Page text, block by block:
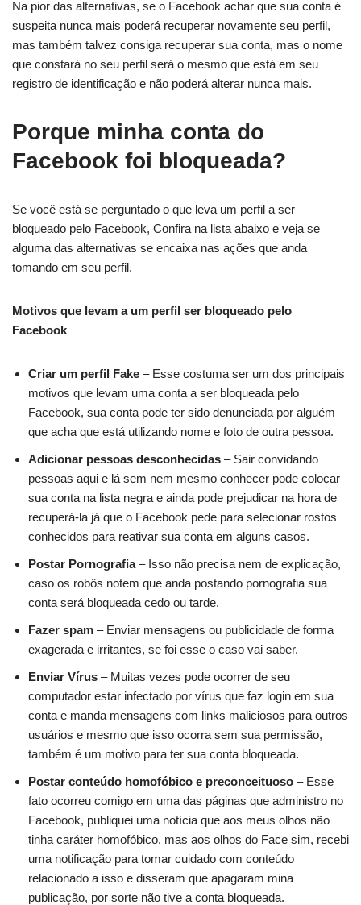
Na pior das alternativas, se o Facebook achar que sua conta é
suspeita nunca mais poderá recuperar novamente seu perfil,
mas também talvez consiga recuperar sua conta, mas o nome
que constará no seu perfil será o mesmo que está em seu
registro de identificação e não poderá alterar nunca mais.
Porque minha conta do
Facebook foi bloqueada?
Se você está se perguntado o que leva um perfil a ser
bloqueado pelo Facebook, Confira na lista abaixo e veja se
alguma das alternativas se encaixa nas ações que anda
tomando em seu perfil.
Motivos que levam a um perfil ser bloqueado pelo
Facebook
Criar um perfil Fake – Esse costuma ser um dos principais
motivos que levam uma conta a ser bloqueada pelo
Facebook, sua conta pode ter sido denunciada por alguém
que acha que está utilizando nome e foto de outra pessoa.
Adicionar pessoas desconhecidas – Sair convidando
pessoas aqui e lá sem nem mesmo conhecer pode colocar
sua conta na lista negra e ainda pode prejudicar na hora de
recuperá-la já que o Facebook pede para selecionar rostos
conhecidos para reativar sua conta em alguns casos.
Postar Pornografia– Isso não precisa nem de explicação,
caso os robôs notem que anda postando pornografia sua
conta será bloqueada cedo ou tarde.
Fazer spam – Enviar mensagens ou publicidade de forma
exagerada e irritantes, se foi esse o caso vai saber.
Enviar Vírus – Muitas vezes pode ocorrer de seu
computador estar infectado por vírus que faz login em sua
conta e manda mensagens com links maliciosos para outros
usuários e mesmo que isso ocorra sem sua permissão,
também é um motivo para ter sua conta bloqueada.
Postar conteúdo homofóbico e preconceituoso – Esse
fato ocorreu comigo em uma das páginas que administro no
Facebook, publiquei uma notícia que aos meus olhos não
tinha caráter homofóbico, mas aos olhos do Face sim, recebi
uma notificação para tomar cuidado com conteúdo
relacionado a isso e disseram que apagaram mina
publicação, por sorte não tive a conta bloqueada.